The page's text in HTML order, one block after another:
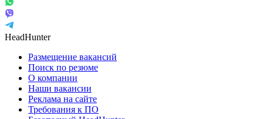
HeadHunter
Размещение вакансий
Поиск по резюме
О компании
Наши вакансии
Реклама на сайте
Требования к ПО